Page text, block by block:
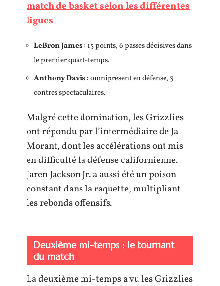
match de basket selon les différentes
ligues
LeBron James: 15 points, 6 passes décisives dans
le premier quart-temps.
Anthony Davis: omniprésent en défense, 3
contres spectaculaires.
Malgré cette domination, les Grizzlies
ont répondu par l’intermédiaire de Ja
Morant, dont les accélérations ont mis
en difficulté la défense californienne.
Jaren Jackson Jr. a aussi été un poison
constant dans la raquette, multipliant
les rebonds offensifs.
Deuxième mi-temps : le tournant
du match
La deuxième mi-temps a vu les Grizzlies